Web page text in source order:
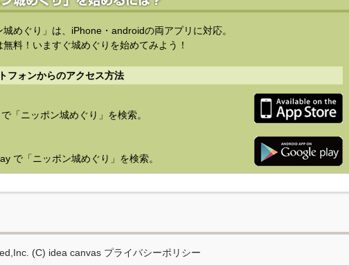
城めぐり」は、iPhone・androidの両アプリに対応。
料！いますぐ城めぐりを始めてみよう！
フォンからのアクセス方法
「ニッポン城めぐり」を検索。
で「ニッポン城めぐり」を検索。
(C) idea canvas プライバシーポリシー